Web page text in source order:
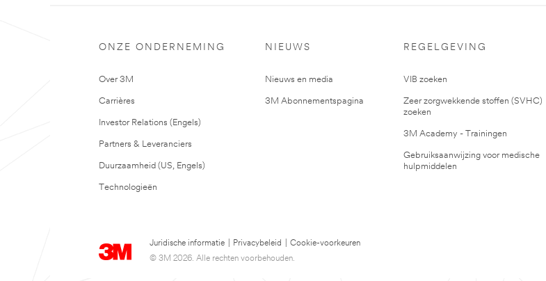
ONZE ONDERNEMING
Over 3M
Carrières
Investor Relations (Engels)
Partners & Leveranciers
Duurzaamheid (US, Engels)
Technologieën
NIEUWS
Nieuws en media
3M Abonnementspagina
REGELGEVING
VIB zoeken
Zeer zorgwekkende stoffen (SVHC)
zoeken
3M Academy - Trainingen
Gebruiksaanwijzing voor medische
hulpmiddelen
Juridische informatie Privacybeleid
Cookie-voorkeuren
© 3M 2026. Alle rechten voorbehouden.